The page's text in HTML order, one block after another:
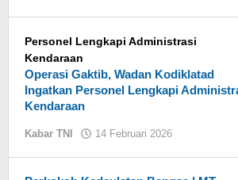
Personel Lengkapi Administrasi
Kendaraan
Operasi Gaktib, Wadan Kodiklatad
Ingatkan Personel Lengkapi
Kendaraan
Kabar TNI 14 Februari 2026